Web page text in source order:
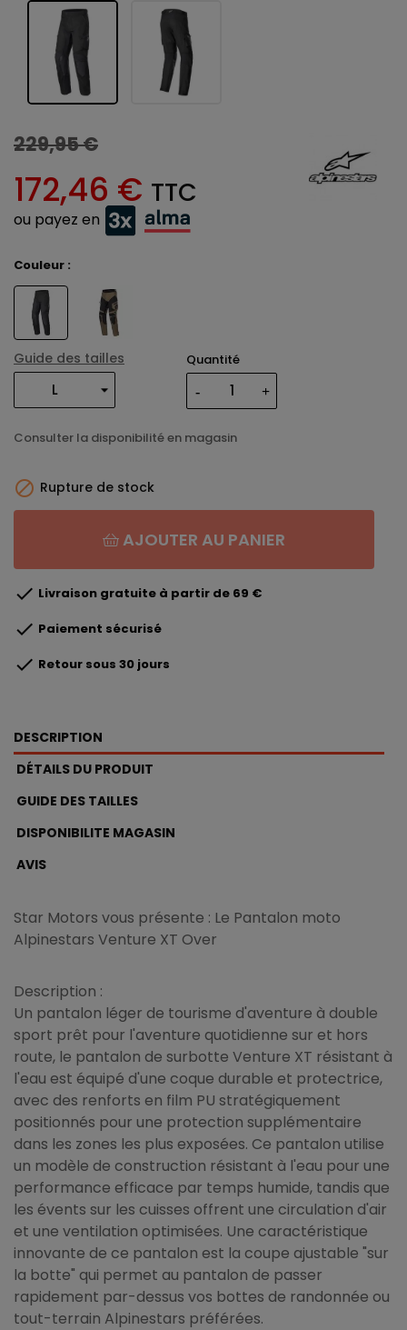
229,95 €
172,46 € TTC
ou payez en
Couleur :
Guide des tailles Quantité
Consulter la disponibilité en magasin
 Rupture de stock
AJOUTER AU PANIER
 Livraison gratuite à partir de 69 €
 Paiement sécurisé
 Retour sous 30 jours
DESCRIPTION
DÉTAILS DU PRODUIT
GUIDE DES TAILLES
DISPONIBILITE MAGASIN
AVIS
Star Motors vous présente : Le Pantalon moto
Alpinestars Venture XT Over
Description :
Un pantalon léger de tourisme d'aventure à double
sport prêt pour l'aventure quotidienne sur et hors
route, le pantalon de surbotte Venture XT résistant à
l'eau est équipé d'une coque durable et protectrice,
avec des renforts en film PU stratégiquement
positionnés pour une protection supplémentaire
dans les zones les plus exposées. Ce pantalon utilise
un modèle de construction résistant à l'eau pour une
performance efficace par temps humide, tandis que
les évents sur les cuisses offrent une circulation d'air
et une ventilation optimisées. Une caractéristique
innovante de ce pantalon est la coupe ajustable "sur
la botte" qui permet au pantalon de passer
rapidement par-dessus vos bottes de randonnée ou
tout-terrain Alpinestars préférées.